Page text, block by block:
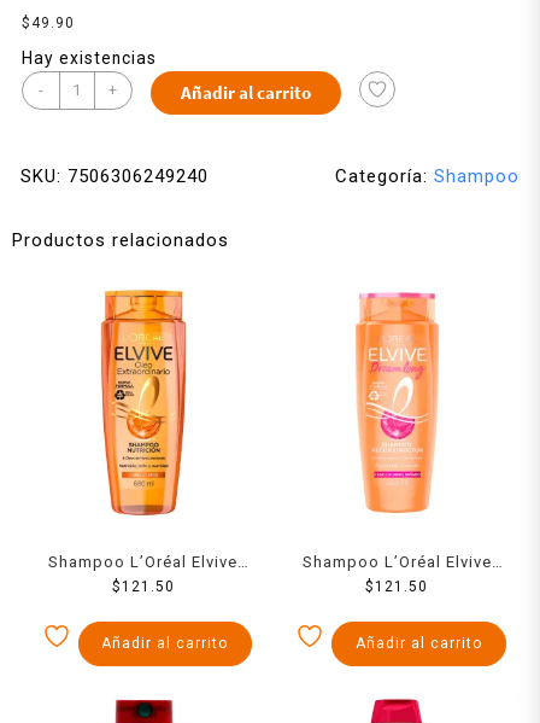
$ 49.90
Hay existencias
- + Añadir al carrito
SKU: 7506306249240 Categoría: Shampoo
Productos relacionados
Shampoo L’Oréal Elvive
óleo extraordinario
$121.50
Añadir al carrito
Shampoo L’Oréal Elvive
dream long cabello largo y
$121.50
Añadir al carrito